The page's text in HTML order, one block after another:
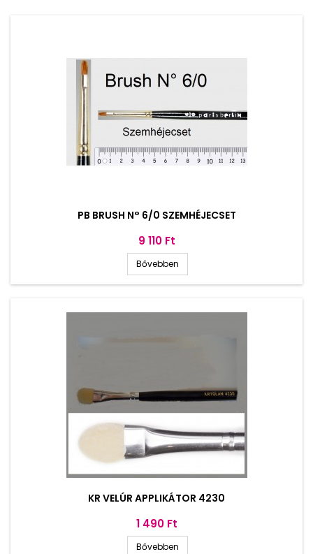
PB BRUSH N° 6/0 SZEMHÉJECSET
Ár
9 110 Ft
Bővebben
KR VELÚR APPLIKÁTOR 4230
Ár
1 490 Ft
Bővebben